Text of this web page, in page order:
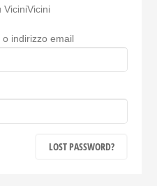
ViciniVicini
indirizzo email
LOST PASSWORD?